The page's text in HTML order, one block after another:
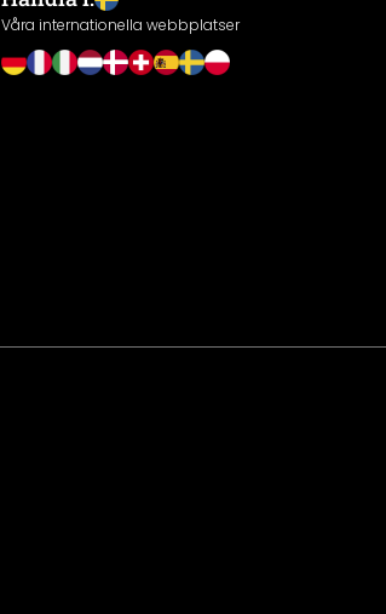
Våra internationella webbplatser